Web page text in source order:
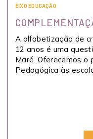
EIXO EDUCAÇÃO
A alfabetização de
12 anos é uma
Maré. Oferecemos o
Pedagógica às